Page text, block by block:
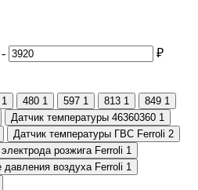
-
₽
1 480 1 597 1 813 1 849 1
Датчик температуры 46360360 1
Датчик температуры ГВС Ferroli 2
розжига Ferroli 1
давления воздуха Ferroli 1